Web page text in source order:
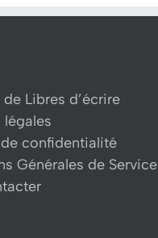
Libres d’écrire
confidentialité
Générales de Service